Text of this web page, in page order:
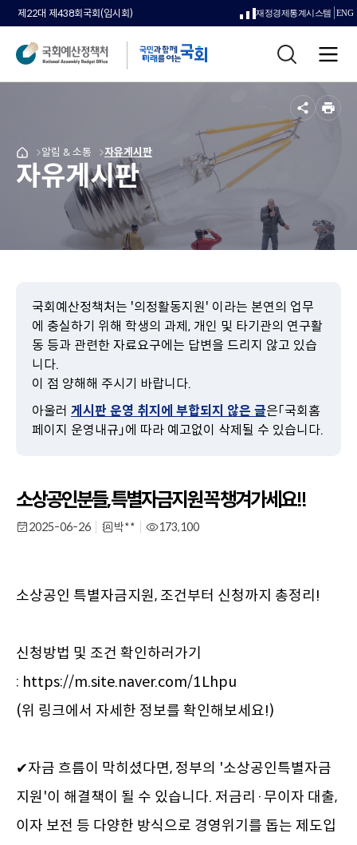
제22대 제438회국회(임시회)
새
으
열
림
재정경제통계시스템 ENG
검
색
전
체
메
뉴
국
회
예
처
메
뉴
로
알림 & 소통
메
뉴
로
이
동
자유게시판
자유게시판
공
인
국회예산정책처는 '의정활동지원' 이라는 본연의 업무
에 충실하기 위해 학생의 과제, 개인 및 타기관의 연구활
동 등과 관련한 자료요구에는 답변을 드리지 않고 있습
니다.
이 점 양해해 주시기 바랍니다.
아울러 게시판 운영 취지에 부합되지 않은 글은「국회홈
페이지 운영내규」에 따라 예고없이 삭제될 수 있습니다.
소상공인분들, 특별자금지원 꼭 챙겨가세요!!
작
2025-06-26 부
박** 작
173,100
소상공인 특별자금지원, 조건부터 신청까지 총정리!
신청방법 및 조건 확인하러가기
: https://m.site.naver.com/1Lhpu
(위 링크에서 자세한 정보를 확인해보세요!)
✔자금 흐름이 막히셨다면, 정부의 '소상공인특별자금
지원'이 해결책이 될 수 있습니다. 저금리·무이자 대출,
이자 보전 등 다양한 방식으로 경영위기를 돕는 제도입